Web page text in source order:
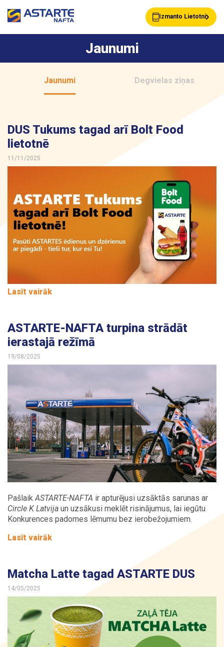
Izmanto Lietotni
Akcijas Jaunumi
Pakalpojumi
Vairumtirdzniecība Par ASTARTE
Kontakti
Jaunumi
Jaunumi Degvielas ziņas
DUS Tukums tagad arī Bolt Food
lietotnē
11/11/2025
Lasīt vairāk
ASTARTE-NAFTA turpina strādāt
ierastajā režīmā
19/08/2025
PašlaikASTARTE-NAFTA ir apturējusi uzsāktās sarunas ar
Circle K Latvija un uzsākusi meklēt risinājumus, lai iegūtu
Konkurences padomes lēmumu bez ierobežojumiem.
Lasīt vairāk
Matcha Latte tagad ASTARTE DUS
14/05/2025